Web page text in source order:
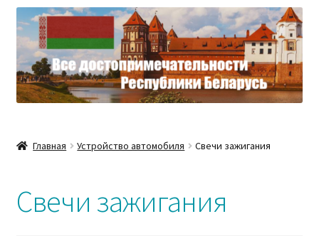
Шиномонтаж Минск
Статьи
Каталог
Главная Устройство автомобиля Свечи зажигания
Свечи зажигания